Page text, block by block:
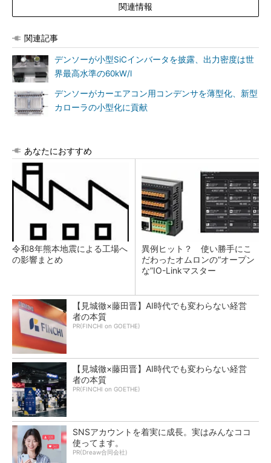
関連情報
関連記事
デンソーが小型SiCインバータを披露、出力密度は世
界最高水準の60kW/l
デンソーがカーエアコン用コンデンサを薄型化、新型
カローラの小型化に貢献
あなたにおすすめ
令和8年熊本地震による工場へ
の影響まとめ
異例ヒット？ 使い勝手にこ
だわったオムロンの“オープン
な”IO-Linkマスター
【見城徹×藤田晋】AI時代でも変わらない経営
者の本質
PR(FINCHI on GOETHE)
【見城徹×藤田晋】AI時代でも変わらない経営
者の本質
PR(FINCHI on GOETHE)
SNSアカウントを着実に成長。実はみんなココ
使ってます。
PR(Dreaw合同会社)